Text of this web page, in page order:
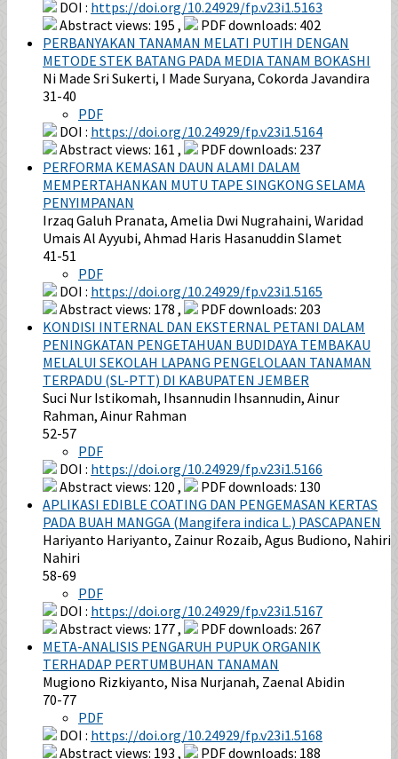
DOI : https://doi.org/10.24929/fp.v23i1.5163
Abstract views: 195 ,
PDF downloads: 402
PERBANYAKAN TANAMAN MELATI PUTIH DENGAN
METODE STEK BATANG PADA MEDIA TANAM BOKASHI
Ni Made Sri Sukerti, I Made Suryana, Cokorda Javandira
31-40
PDF
DOI : https://doi.org/10.24929/fp.v23i1.5164
Abstract views: 161 ,
PDF downloads: 237
PERFORMA KEMASAN DAUN ALAMI DALAM
MEMPERTAHANKAN MUTU TAPE SINGKONG SELAMA
PENYIMPANAN
Irzaq Galuh Pranata, Amelia Dwi Nugrahaini, Waridad
Umais Al Ayyubi, Ahmad Haris Hasanuddin Slamet
41-51
PDF
DOI : https://doi.org/10.24929/fp.v23i1.5165
Abstract views: 178 ,
PDF downloads: 203
KONDISI INTERNAL DAN EKSTERNAL PETANI DALAM
PENINGKATAN PENGETAHUAN BUDIDAYA TEMBAKAU
MELALUI SEKOLAH LAPANG PENGELOLAAN TANAMAN
TERPADU (SL-PTT) DI KABUPATEN JEMBER
Suci Nur Istikomah, Ihsannudin Ihsannudin, Ainur
Rahman, Ainur Rahman
52-57
PDF
DOI : https://doi.org/10.24929/fp.v23i1.5166
Abstract views: 120 ,
PDF downloads: 130
APLIKASI EDIBLE COATING DAN PENGEMASAN KERTAS
PADA BUAH MANGGA (Mangifera indica L.) PASCAPANEN
Hariyanto Hariyanto, Zainur Rozaib, Agus Budiono, Nahiri
Nahiri
58-69
PDF
DOI : https://doi.org/10.24929/fp.v23i1.5167
Abstract views: 177 ,
PDF downloads: 267
META-ANALISIS PENGARUH PUPUK ORGANIK
TERHADAP PERTUMBUHAN TANAMAN
Mugiono Rizkiyanto, Nisa Nurjanah, Zaenal Abidin
70-77
PDF
DOI : https://doi.org/10.24929/fp.v23i1.5168
Abstract views: 193 ,
PDF downloads: 188